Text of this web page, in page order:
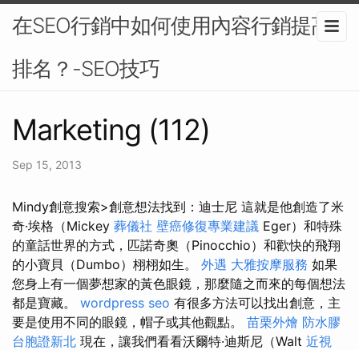
在SEO行銷中如何使用內容行銷提高
排名？-SEO技巧
Marketing (112)
Sep 15, 2013
Mindy創意搜索>創意想法找到：迪士尼 這就是他創造了米
奇·埃格（Mickey 葬儀社 壁癌修復專業建議 Eger）和特殊
的童話世界的方式，匹諾奇奧（Pinocchio）和歡快的飛翔
的小寶貝（Dumbo）栩栩如生。 外遇 大雅按摩服務 如果
您身上有一個夢想家的黃色眼鏡，那麼隨之而來的每個想法
都是寶藏。 wordpress seo 有很多方法可以找出創意，主
要是使用不同的眼鏡，帽子或其他觀點。 苗栗外燴 防水膠
台胞證新北 現在，讓我們看看沃爾特·迪斯尼（Walt 近視